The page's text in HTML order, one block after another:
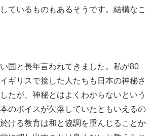
ているものもあるそうです。結構なこ
国と長年言われてきました。私が80
ギリスで接した人たちも日本の神秘さ
たが、神秘とはよくわからないという
のボイスが欠落していたともいえるの
ける教育は和と協調を重んじることか